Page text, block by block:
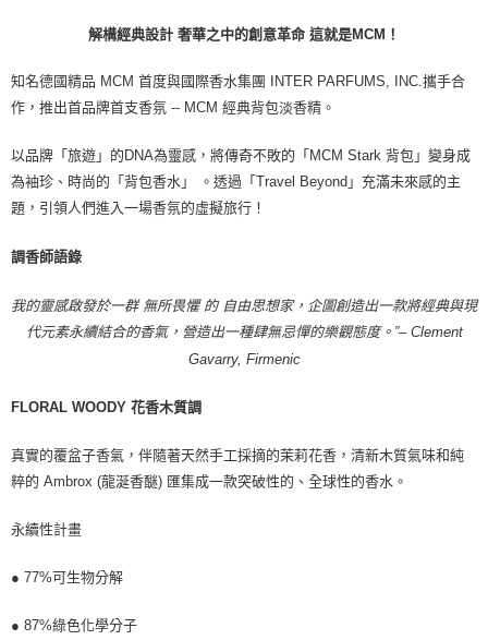
解構經典設計 奢華之中的創意革命 這就是MCM！
知名德國精品 MCM 首度與國際香水集團 INTER PARFUMS, INC.攜手合
作，推出首品牌首支香氛 -- MCM 經典背包淡香精。
以品牌「旅遊」的DNA為靈感，將傳奇不敗的「MCM Stark 背包」變身成
為袖珍、時尚的「背包香水」 。透過「Travel Beyond」充滿未來感的主
題，引領人們進入一場香氛的虛擬旅行！
調香師語錄
我的靈感啟發於一群 無所畏懼 的 自由思想家，企圖創造出一款將經典與現
代元素永續結合的香氣，營造出一種肆無忌憚的樂觀態度。”– Clement
Gavarry, Firmenic
FLORAL WOODY 花香木質調
真實的覆盆子香氣，伴隨著天然手工採摘的茉莉花香，清新木質氣味和純
粹的 Ambrox (龍涎香醚) 匯集成一款突破性的、全球性的香水。
永續性計畫
● 77%可生物分解
● 87%綠色化學分子